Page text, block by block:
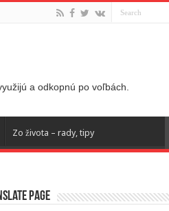
a odkopnú po voľbách.
Zo života – rady, tipy
page